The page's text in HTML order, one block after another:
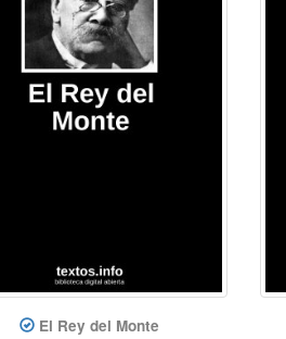
El Rey del Monte